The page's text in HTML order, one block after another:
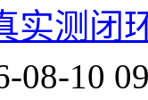
实测闭
08-10